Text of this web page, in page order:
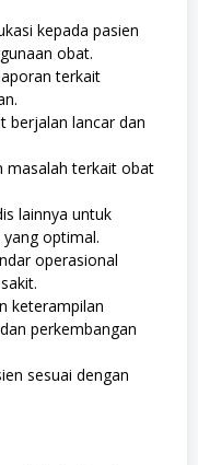
kepada pasien
obat.
terkait
berjalan lancar dan
masalah terkait obat
lainnya untuk
optimal.
operasional
keterampilan
perkembangan
sesuai dengan